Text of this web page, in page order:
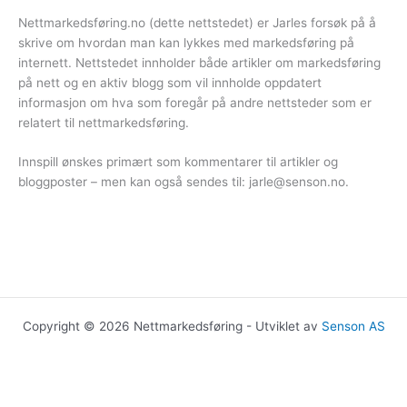
Nettmarkedsføring.no (dette nettstedet) er Jarles forsøk på å
skrive om hvordan man kan lykkes med markedsføring på
internett. Nettstedet innholder både artikler om markedsføring
på nett og en aktiv blogg som vil innholde oppdatert
informasjon om hva som foregår på andre nettsteder som er
relatert til nettmarkedsføring.
Innspill ønskes primært som kommentarer til artikler og
bloggposter – men kan også sendes til: jarle@senson.no.
Copyright © 2026 Nettmarkedsføring - Utviklet av Senson AS